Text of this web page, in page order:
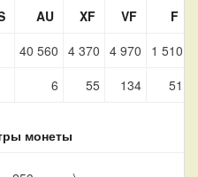
AU XF VF
F
40 560 4 370 4 970
1 510
6 55 134 51
монеты